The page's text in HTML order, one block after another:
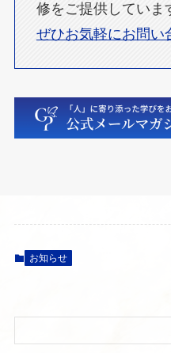
修をご提供していま
ぜひお気軽にお問い
お知らせ